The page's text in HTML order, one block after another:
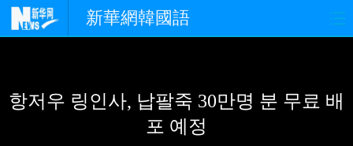
新華網韓國語
경제 사회 포토
핫 TV
항저우 링인사, 납팔죽 30만명 분 무료 배
포 예정